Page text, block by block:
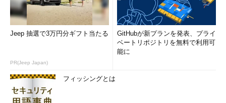
Jeep 抽選で3万円分ギフト当たる
PR(Jeep Japan)
GitHubが新プランを発表、プライ
ベートリポジトリを無料で利用可
能に
フィッシングとは